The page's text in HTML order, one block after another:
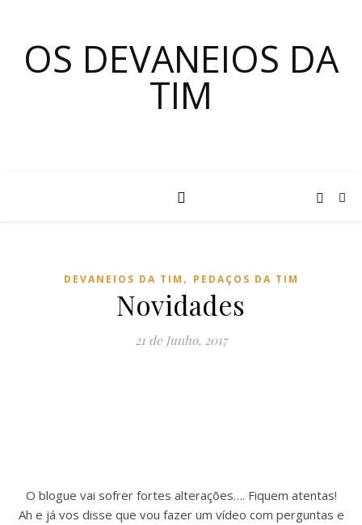
OS DEVANEIOS DA
TIM
DEVANEIOS DA TIM , PEDAÇOS DA TIM
Novidades
21 de Junho, 2017
O blogue vai sofrer fortes alterações…. Fiquem atentas!
Ah e já vos disse que vou fazer um vídeo com perguntas e